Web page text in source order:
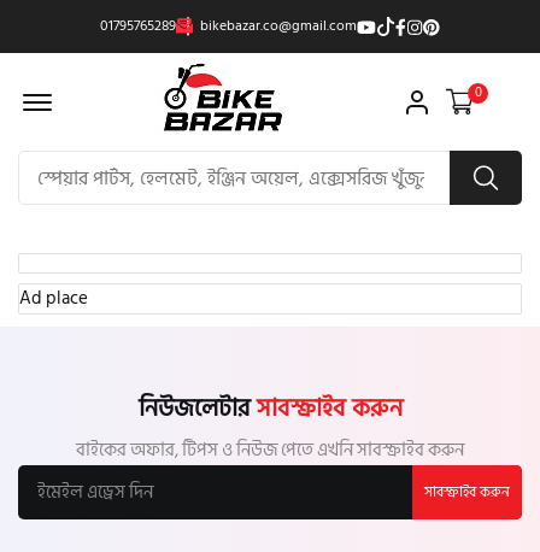
01795765289 bikebazar.co@gmail.com
Offcanvas Menu Open 0
Ad place
নিউজলেটারসাবস্ক্রাইব করুন
বাইকের অফার, টিপস ও নিউজ পেতে এখনি সাবস্ক্রাইব করুন
সাবস্ক্রাইব করুন